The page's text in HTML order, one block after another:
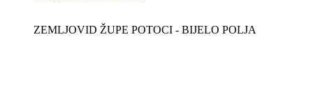
ZEMLJOVID ŽUPE POTOCI - BIJELO POLJA